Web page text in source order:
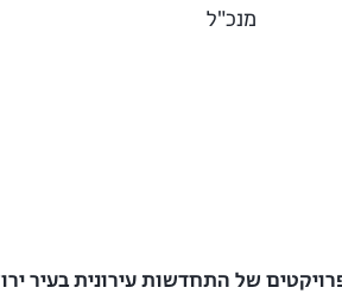
מנכ"ל
של התחדשות עירונית בעיר